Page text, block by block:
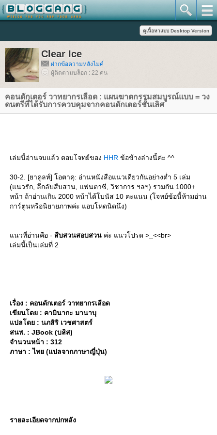
Clear Ice
ฝากข้อความหลังไมค์
ผู้ติดตามบล็อก : 22 คน
คอนดักเตอร์ วาทยากรเลือด : แผนฆาตกรรมสมบูรณ์แบบ = วง
ดนตรีที่ได้รับการควบคุมจากคอนดักเตอร์ชั้นเลิศ
เล่มนี้อ่านจบแล้ว ตอบโจทย์ของ HHR ข้อข้างล่างนี้ค่ะ ^^
30-2. [ยาคูลท์] โอตาคุ: อ่านหนังสือแนวเดียวกันอย่างต่ำ 5 เล่ม
(แนวรัก, ลึกลับสืบสวน, แฟนตาซี, วิชาการ ฯลฯ) รวมกัน 1000+
หน้า ถ้าอ่านเกิน 2000 หน้าได้โบนัส 10 คะแนน (โจทย์ข้อนี้ห้ามอ่าน
การ์ตูนหรือนิยายภาพค่ะ แอบโหดนิดนึง)
นวที่อ่านคือ - สืบสวนสอบสวน ค่ะ แนวโปรด >_<<br>
เล่มนี้เป็นเล่มที่ 2
เรื่อง : คอนดักเตอร์ วาทยากรเลือด
เขียนโดย : คามินากะ มานาบุ
ปลโดย : นภสิริ เวชศาสตร์
สนพ. : JBook (บลิส)
จำนวนหน้า : 312
ภาษา : ไทย (แปลจากภาษาญี่ปุ่น)
รายละเอียดจากปกหลัง